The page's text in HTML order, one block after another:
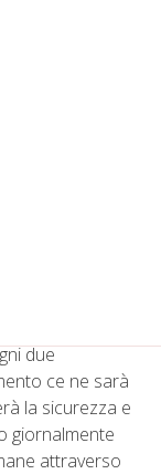
dello
un
ai
collaterali. Lo
finora
in cui sono
a una
proveniente
avviare
BMD.
il centro
due
ce ne sarà
la sicurezza e
giornalmente
attraverso